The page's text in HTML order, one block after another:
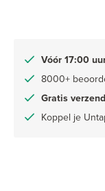
Vóór 17:00
8000+
Gratis
Koppel je